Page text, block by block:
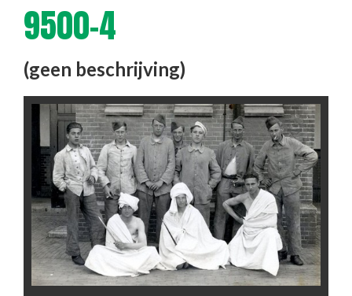
9500-4
(geen beschrijving)